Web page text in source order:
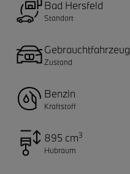
Bad Hersfeld
Standort
Gebrauchtfahrzeug
Zustand
Benzin
Kraftstoff
895 cm3
Hubraum